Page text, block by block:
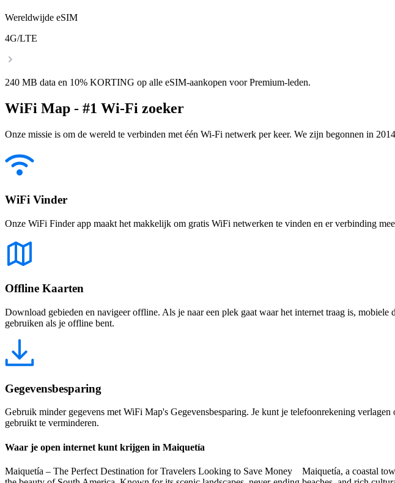
Wereldwijde eSIM
4G/LTE
240 MB data en 10% KORTING op alle eSIM-aankopen voor Premium-leden.
WiFi Map - #1 Wi-Fi zoeker
Onze missie is om de wereld te verbinden met één Wi-Fi netwerk per keer. We zijn begonnen in
WiFi Vinder
Onze WiFi Finder app maakt het makkelijk om gratis WiFi netwerken te vinden en er verbinding
Offline Kaarten
Download gebieden en navigeer offline. Als je naar een plek gaat waar het internet traag is,
gebruiken als je offline bent.
Gegevensbesparing
Gebruik minder gegevens met WiFi Map's Gegevensbesparing. Je kunt je telefoonrekening
gebruikt te verminderen.
Waar je open internet kunt krijgen in Maiquetía
Maiquetía – The Perfect Destination for Travelers Looking to Save Money Maiquetía, a coastal